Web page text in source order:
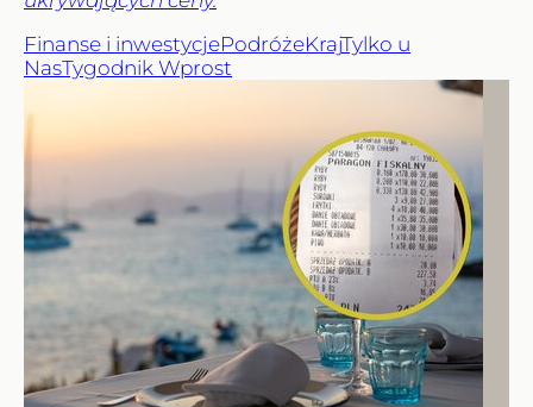
Finanse i inwestycjePodróżeKrajTylko u
NasTygodnik Wprost